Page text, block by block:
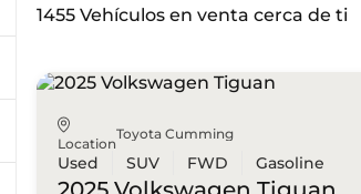
1455 Vehículos en venta cerca de ti
Location
Toyota Cumming
Used SUV FWD Gasoline